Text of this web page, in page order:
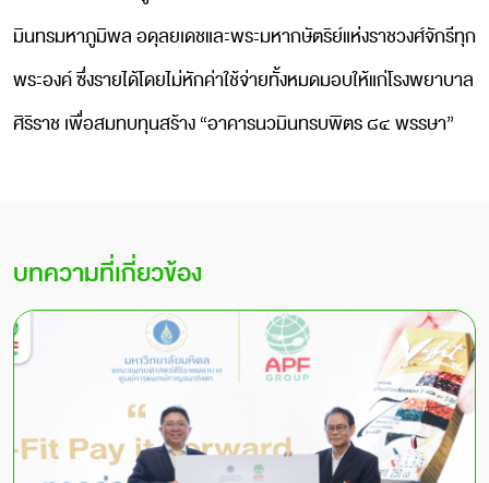
มินทรมหาภูมิพล อดุลยเดชและพระมหากษัตริย์แห่งราชวงศ์จักรีทุก
พระองค์ ซึ่งรายได้โดยไม่หักค่าใช้จ่ายทั้งหมดมอบให้แก่โรงพยาบาล
ศิริราช เพื่อสมทบทุนสร้าง “อาคารนวมินทรบพิตร ๘๔ พรรษา”
บทความที่เกี่ยวข้อง